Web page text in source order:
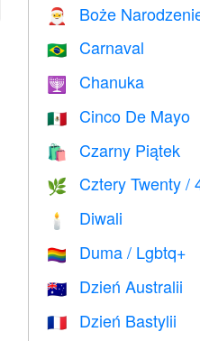
🎅 Boże
🇧🇷 Carnaval
🕎 Chanuka
🇲🇽 Cinco De Mayo
🛍 Czarny Piątek
🌿 Cztery Twenty /
🕯 Diwali
🏳️‍🌈 Duma / Lgbtq+
🇦🇺 Dzień Australii
🇫🇷 Dzień Bastylii